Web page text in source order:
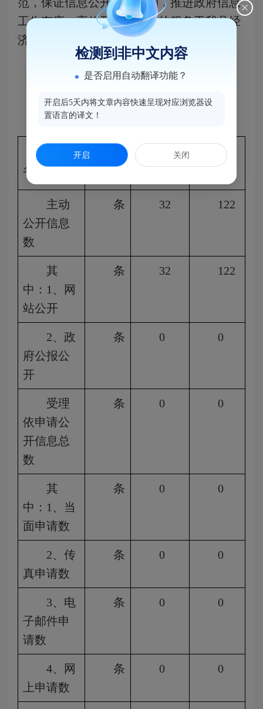
范，保证信息公开及时准确，推进政府信息
工作有序、高效开展，更好的服务于我县经
济建设。
闽侯县统计局
年1月8日
附表(附表式)
名称
计
量单位
2013
年度
历
年累计
主动
公开信息
数
条 32 122
其
中：1、网
站公开
条 32 122
2、政
府公报公
开
条 0 0
受理
依申请公
开信息总
数
条 0 0
其
中：1、当
面申请数
条 0 0
2、传
真申请数
条 0 0
3、电
子邮件申
请数
条 0 0
4、网
上申请数
条 0 0
检测到非中文内容
是否启用自动翻译功能？
开启后5天内将文章内容快速呈现对应浏览器设
置语言的译文！
开启 关闭